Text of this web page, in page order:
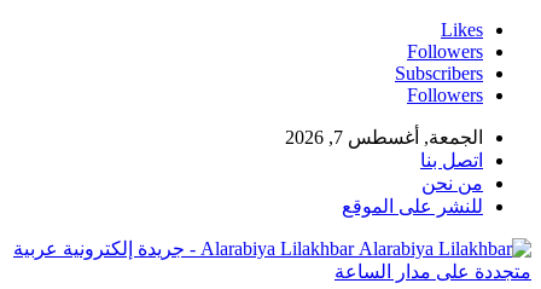
Likes
Followers
Subscribers
Followers
الجمعة, أغسطس 7, 2026
اتصل بنا
من نحن
للنشر على الموقع
Alarabiya Lilakhbar - جريدة إلكترونية عربية
متجددة على مدار الساعة